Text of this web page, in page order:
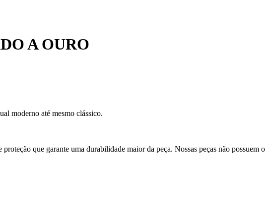
A OURO
moderno até mesmo clássico.
que garante uma durabilidade maior da peça. Nossas peças não possuem o